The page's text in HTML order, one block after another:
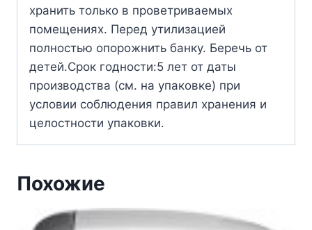
хранить только в проветриваемых
помещениях. Перед утилизацией
полностью опорожнить банку. Беречь от
детей.Срок годности:5 лет от даты
производства (см. на упаковке) при
условии соблюдения правил хранения и
целостности упаковки.
Похожие